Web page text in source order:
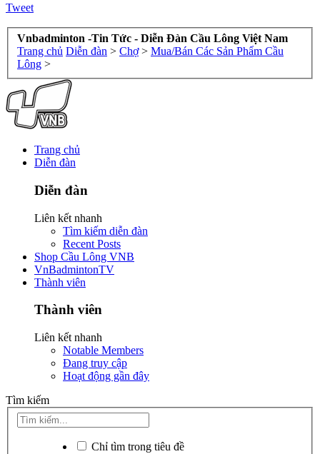
Tweet
Vnbadminton -Tin Tức - Diễn Đàn Cầu Lông Việt Nam
Trang chủ Diễn đàn > Chợ > Mua/Bán Các Sản Phẩm Cầu
Lông >
Trang chủ
Diễn đàn
Diễn đàn
Liên kết nhanh
Tìm kiếm diễn đàn
Recent Posts
Shop Cầu Lông VNB
VnBadmintonTV
Thành viên
Thành viên
Liên kết nhanh
Notable Members
Đang truy cập
Hoạt động gần đây
Tìm kiếm
Chỉ tìm trong tiêu đề